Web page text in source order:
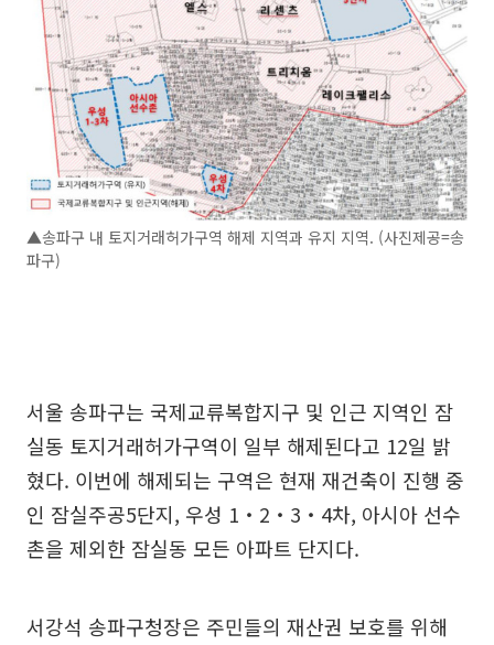
▲송파구 내 토지거래허가구역 해제 지역과 유지 지역. (사진제공=송
파구)
서울 송파구는 국제교류복합지구 및 인근 지역인 잠
실동 토지거래허가구역이 일부 해제된다고 12일 밝
혔다. 이번에 해제되는 구역은 현재 재건축이 진행 중
인 잠실주공5단지, 우성 1‧2‧3‧4차, 아시아 선수
촌을 제외한 잠실동 모든 아파트 단지다.
서강석 송파구청장은 주민들의 재산권 보호를 위해